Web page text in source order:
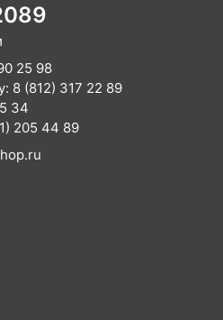
25 98
8 (812) 317 22 89
34
205 44 89